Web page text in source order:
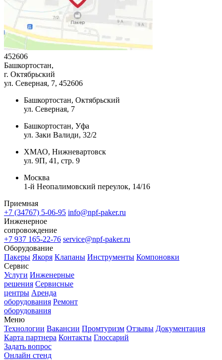
452606
Башкортостан,
г. Октябрьский
ул. Северная, 7, 452606
Башкортостан, Октябрьский
ул. Северная, 7
Башкортостан, Уфа
ул. Заки Валиди, 32/2
ХМАО, Нижневартовск
ул. 9П, 41, стр. 9
Москва
1-й Неопалимовский переулок, 14/16
Приемная
+7 (34767) 5-06-95 info@npf-paker.ru
Инженерное
сопровождение
+7 937 165-22-76 service@npf-paker.ru
Оборудование
Пакеры Якоря Клапаны Инструменты Компоновки
Сервис
Услуги Инженерные
решения Сервисные
центры Аренда
оборудования Ремонт
оборудования
Меню
Технологии Вакансии Промтуризм Отзывы Документация
Карта партнера Контакты Глоссарий
Задать вопрос
Онлайн стенд